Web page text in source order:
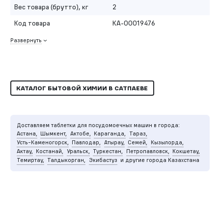
Вес товара (брутто), кг
2
Код товара
КА-00019476
Развернуть
КАТАЛОГ БЫТОВОЙ ХИМИИ В САТПАЕВЕ
Доставляем таблетки для посудомоечных машин в города:
Астана, Шымкент, Актобе, Караганда,
Тараз,
Усть-Каменогорск, Павлодар, Атырау, Семей,
Кызылорда,
Актау, Костанай, Уральск, Туркестан, Петропавловск, Кокшетау,
Темиртау, Талдыкорган, Экибастуз и другие города Казахстана